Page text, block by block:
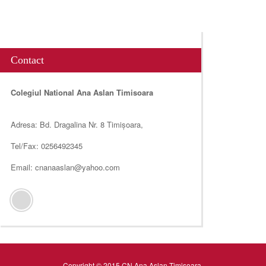
Contact
Colegiul National Ana Aslan Timisoara
Adresa: Bd. Dragalina Nr. 8 Timișoara,
Tel/Fax: 0256492345
Email: cnanaaslan@yahoo.com